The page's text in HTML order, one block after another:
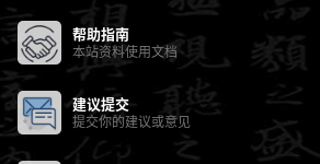
帮助指南
本站资料使用文档
建议提交
提交你的建议或意见